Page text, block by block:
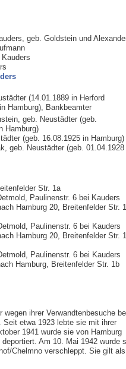
geb. Goldstein und
(14.01.1889 in Herford
Hamburg), Bankbeamter
geb. Neustädter (geb.
Hamburg)
(geb. 16.08.1925 in Hamburg)
geb. Neustädter (geb. 01.04.1928
Str. 1a
Paulinenstr. 6 bei Kauders
Hamburg 20, Breitenfelder Str. 1
Paulinenstr. 6 bei Kauders
Hamburg 20, Breitenfelder Str.
Paulinenstr. 6 bei Kauders
Hamburg, Breitenfelder Str. 1b
wegen ihrer Verwandtenbesuche
Seit etwa 1923 lebte sie mit ihrer
1941 wurde sie von Hamburg
Am 10. Mai 1942 wurde
Chelmno verschleppt. Sie gilt als